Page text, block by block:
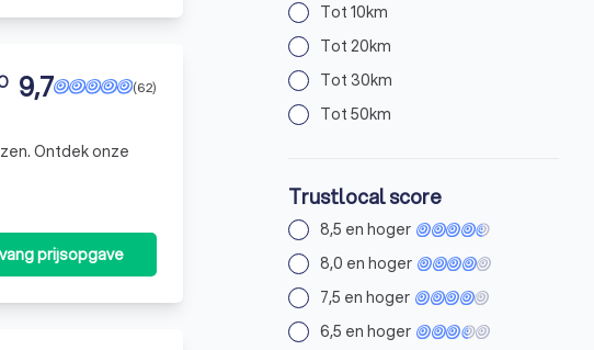
(62)
9,7
prijsopgave
Tot 10km
Tot 20km
Tot 30km
Tot 50km
Trustlocal score
8,5 en hoger
8,0 en hoger
7,5 en hoger
6,5 en hoger